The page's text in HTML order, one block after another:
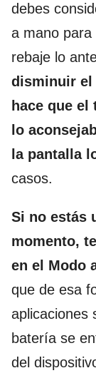
debes
a mano
rebaje lo
disminuir el
hace que
lo
la pantalla
casos.
Si no estás
momento,
en el Modo
que de esa
aplicaciones
batería se
del